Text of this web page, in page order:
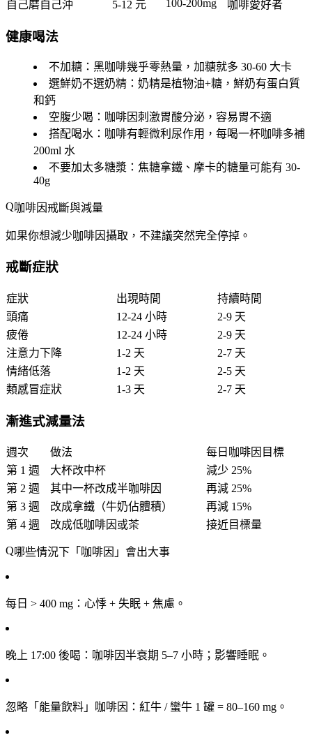
自己磨自己沖 5-12 元 100-200mg 咖啡愛好者
健康喝法
不加糖 ：黑咖啡幾乎零熱量，加糖就多 30-60 大卡
選鮮奶不選奶精 ：奶精是植物油+糖，鮮奶有蛋白質
和鈣
空腹少喝 ：咖啡因刺激胃酸分泌，容易胃不適
搭配喝水 ：咖啡有輕微利尿作用，每喝一杯咖啡多補
200ml 水
不要加太多糖漿 ：焦糖拿鐵、摩卡的糖量可能有 30-
40g
咖啡因戒斷與減量
如果你想減少咖啡因攝取，不建議突然完全停掉。
戒斷症狀
症狀 出現時間
持續時間
頭痛
12-24 小時
2-9 天
疲倦
12-24 小時
2-9 天
注意力下降
1-2 天
2-7 天
情緒低落
1-2 天
2-5 天
類感冒症狀
1-3 天 2-7 天
漸進式減量法
週次 做法
每日咖啡因目標
第 1 週
大杯改中杯
減少 25%
第 2 週
其中一杯改成半咖啡因
再減 25%
第 3 週
改成拿鐵（牛奶佔體積）
再減 15%
第 4 週
改成低咖啡因或茶 接近目標量
哪些情況下「咖啡因」會出大事
每日 > 400 mg ：心悸 + 失眠 + 焦慮。
晚上 17:00 後喝 ：咖啡因半衰期 5–7 小時；影響睡眠。
忽略「能量飲料」咖啡因 ：紅牛 / 蠻牛 1 罐 = 80–160 mg。